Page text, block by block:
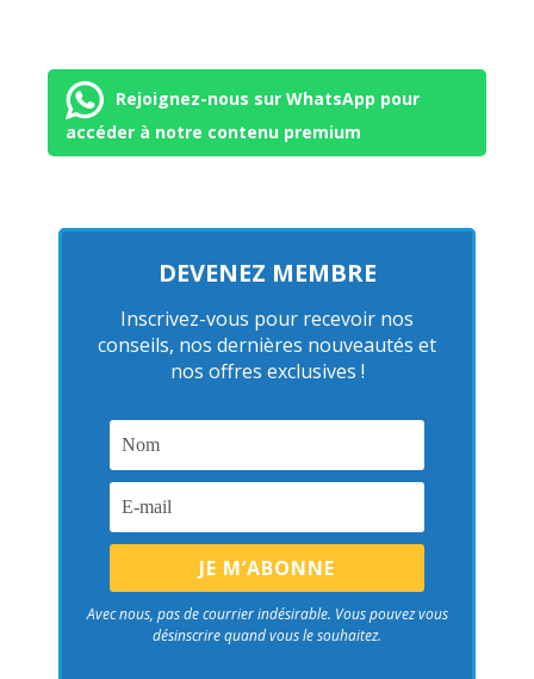
Rejoignez-nous sur WhatsApp pour
accéder à notre contenu premium
DEVENEZ MEMBRE
Inscrivez-vous pour recevoir nos
conseils, nos dernières nouveautés et
nos offres exclusives !
Avec nous, pas de courrier indésirable. Vous pouvez vous
désinscrire quand vous le souhaitez.